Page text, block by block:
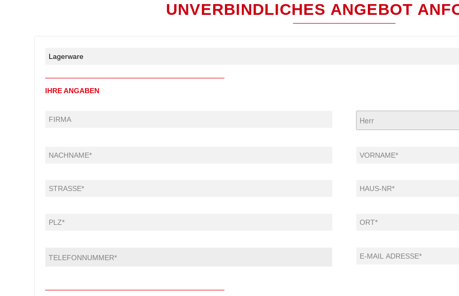
UNVERBINDLICHES ANGEBOT
IHRE ANGABEN